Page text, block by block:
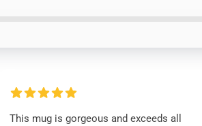
This mug is gorgeous and exceeds all